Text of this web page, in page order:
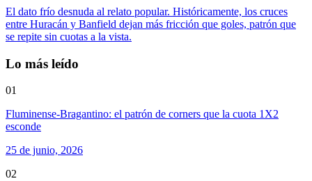
El dato frío desnuda al relato popular. Históricamente, los cruces
entre Huracán y Banfield dejan más fricción que goles, patrón que
se repite sin cuotas a la vista.
Lo más leído
01
Fluminense-Bragantino: el patrón de corners que la cuota 1X2
esconde
25 de junio, 2026
02